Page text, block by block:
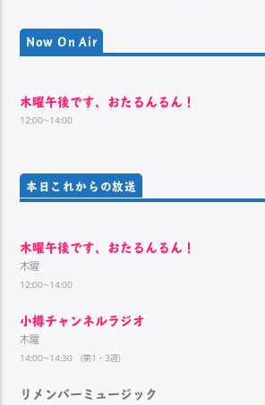
ー
ヤ
Now On Air
木曜午後です、おたるんるん！
12:00~14:00
本日これからの放送
木曜午後です、おたるんるん！
木曜
12:00~14:00
小樽チャンネルラジオ
木曜
14:00~14:30 （第1・3週）
リメンバーミュージック